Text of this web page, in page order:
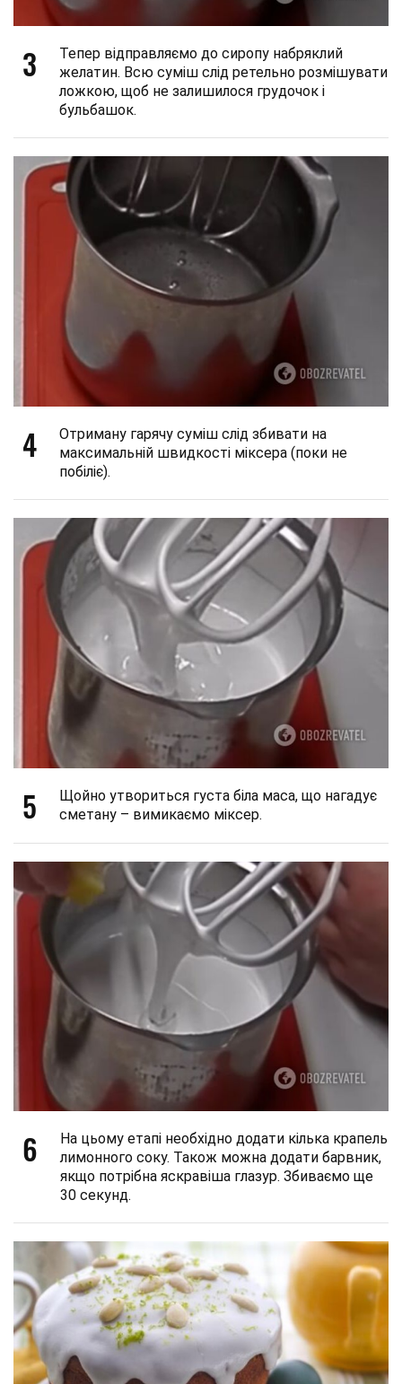
3
Тепер відправляємо до сиропу набряклий
желатин. Всю суміш слід ретельно розмішувати
ложкою, щоб не залишилося грудочок і
бульбашок.
4
Отриману гарячу суміш слід збивати на
максимальній швидкості міксера (поки не
побіліє).
5
Щойно утвориться густа біла маса, що нагадує
сметану – вимикаємо міксер.
6
На цьому етапі необхідно додати кілька крапель
лимонного соку. Також можна додати барвник,
якщо потрібна яскравіша глазур. Збиваємо ще
30 секунд.